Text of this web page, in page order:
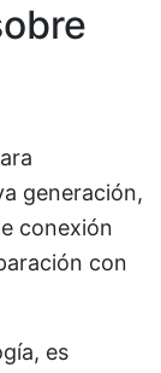
generación,
conexión
con
es